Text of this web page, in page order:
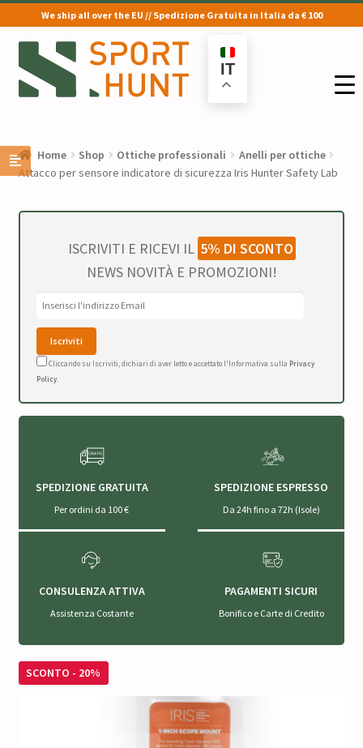
We ship all over the EU // Spedizione Gratuita in Italia da € 100
Vai
alla
navigazione
Vai
al
contenuto
IT
Home Shop Ottiche professionali
Anelli per ottiche
Attacco per sensore indicatore di sicurezza Iris Hunter Safety Lab
ISCRIVITI E RICEVI IL 5% DI SCONTO
NEWS NOVITÀ E PROMOZIONI!
Cliccando su Iscriviti, dichiari di aver letto e accettato l'Informativa sulla Privacy
Policy.
SPEDIZIONE GRATUITA
Per ordini da 100 €
SPEDIZIONE ESPRESSO
Da 24h fino a 72h (Isole)
CONSULENZA ATTIVA
Assistenza Costante
PAGAMENTI SICURI
Bonifico e Carte di Credito
SCONTO - 20%